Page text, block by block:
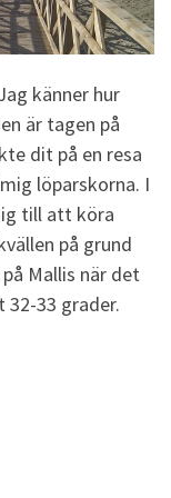
känner hur
är tagen på
dit på en resa
löparskorna. I
till att köra
på grund
Mallis när det
33 grader.